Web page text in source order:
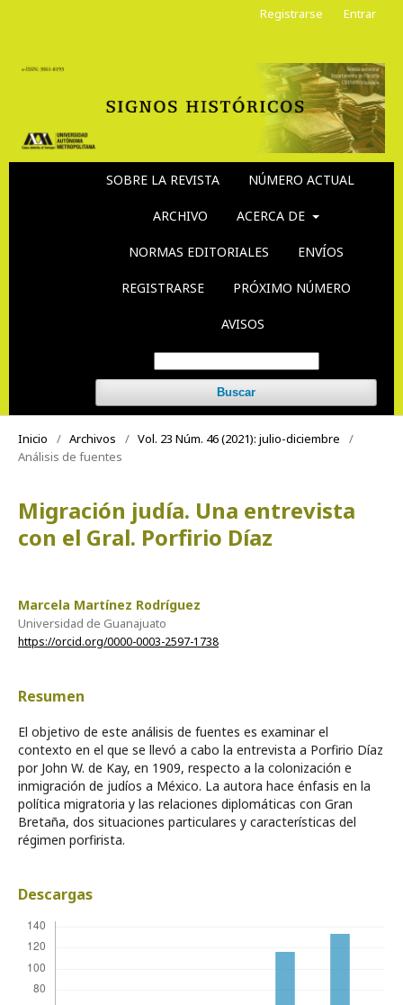
SOBRE LA REVISTA NÚMERO ACTUAL
ARCHIVO ACERCA DE
NORMAS EDITORIALES ENVÍOS
REGISTRARSE PRÓXIMO NÚMERO
AVISOS
Buscar
Registrarse Entrar
Inicio / Archivos / Vol. 23 Núm. 46 (2021): julio-diciembre
/
Análisis de fuentes
Migración judía. Una entrevista
con el Gral. Porfirio Díaz
Marcela Martínez Rodríguez
Universidad de Guanajuato
https://orcid.org/0000-0003-2597-1738
Resumen
El objetivo de este análisis de fuentes es examinar el
contexto en el que se llevó a cabo la entrevista a Porfirio Díaz
por John W. de Kay, en 1909, respecto a la colonización e
inmigración de judíos a México. La autora hace énfasis en la
política migratoria y las relaciones diplomáticas con Gran
Bretaña, dos situaciones particulares y características del
régimen porfirista.
Descargas